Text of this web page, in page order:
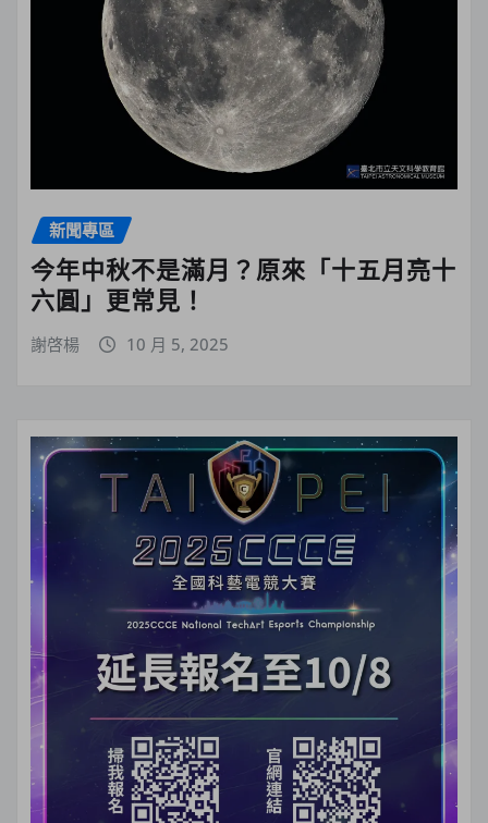
新聞專區
今年中秋不是滿月？原來「十五月亮十
六圓」更常見！
謝啓楊 10 月 5, 2025